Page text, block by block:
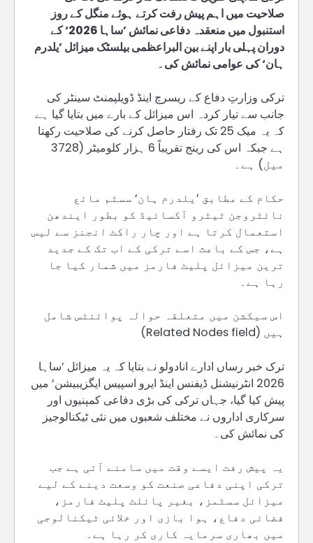
صلاحیت میں اہم پیش رفت کرتے ہوئے منگل کے روز
استنبول میں منعقدہ دفاعی نمائش ’ساہا 2026‘ کے
دوران پہلی بار اپنے بین البراعظمی بیلسٹک میزائل ’یلدرم
ہان‘ کی عوامی نمائش کی۔
ترکی وزارتِ دفاع کے ریسرچ اینڈ ڈویلپمنٹ سینٹر کی
جانب سے تیار کردہ اس میزائل کے بارے میں بتایا گیا ہے
کہ یہ میک 25 تک رفتار حاصل کرنے کی صلاحیت رکھتا
ہے جبکہ اس کی رینج تقریباً 6 ہزار کلومیٹر (3728
میل) ہے۔
حکام کے مطابق ’یلدرم ہان‘ سسٹم مائع
نائٹروجن ٹیٹرو آکسائیڈ کو بطور ایندھن
استعمال کرتا ہے اور چار راکٹ انجنز سے لیس
ہے، جس کے باعث اسے ترکی کے اب تک کے جدید
ترین میزائل پلیٹ فارمز میں شمار کیا جا
رہا ہے۔
اس سیکشن میں متعلقہ حوالہ پوائنٹس شامل
ہیں (Related Nodes field)
ترک خبر رساں ادارے انادولو نے بتایا کہ یہ میزائل ’ساہا
2026 انٹرنیشنل ڈیفنس اینڈ ایرو اسپیس ایگزیبیشن‘ میں
پیش کیا گیا، جہاں ترکی کی بڑی دفاعی کمپنیوں اور
سرکاری اداروں نے مختلف شعبوں میں نئی ٹیکنالوجیز
کی نمائش کی۔
یہ پیش رفت ایسے وقت میں سامنے آئی ہے جب
ترکی اپنی دفاعی صنعت کو وسعت دینے کے لیے
میزائل سسٹمز، بغیر پائلٹ پلیٹ فارمز،
فضائی دفاع، ہوا بازی اور خلائی ٹیکنالوجی
میں بھاری سرمایہ کاری کر رہا ہے۔